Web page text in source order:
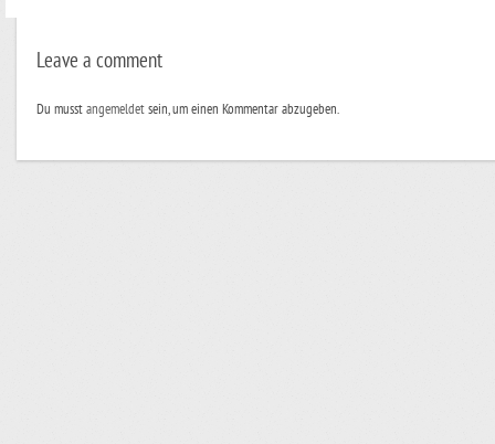
Leave a comment
Du musstangemeldetsein, um einen Kommentar abzugeben.